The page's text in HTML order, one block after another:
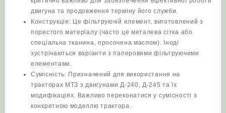
двигуна та продовження терміну його служби.
Конструкція: Це фільтруючій елемент, виготовлений з
пористого матеріалу (часто це металева сітка або
спеціальна тканина, просочена маслом). Іноді
зустрічаються варіанти з паперовими фільтруючими
елементами.
Сумісність: Призначений для використання на
тракторах МТЗ з двигунами Д-240, Д-245 та їх
модифікаціях. Важливо переконатися у сумісності з
конкретною моделлю трактора.